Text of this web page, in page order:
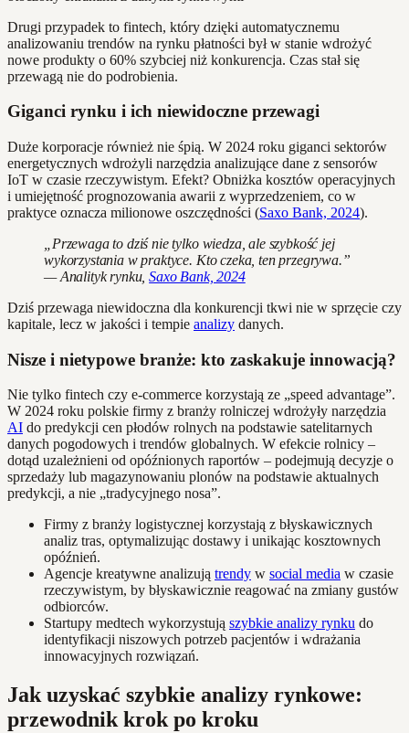
Drugi przypadek to fintech, który dzięki automatycznemu
analizowaniu trendów na rynku płatności był w stanie wdrożyć
nowe produkty o 60% szybciej niż konkurencja. Czas stał się
przewagą nie do podrobienia.
Giganci rynku i ich niewidoczne przewagi
Duże korporacje również nie śpią. W 2024 roku giganci sektorów
energetycznych wdrożyli narzędzia analizujące dane z sensorów
IoT w czasie rzeczywistym. Efekt? Obniżka kosztów operacyjnych
i umiejętność prognozowania awarii z wyprzedzeniem, co w
praktyce oznacza milionowe oszczędności (Saxo Bank, 2024).
„Przewaga to dziś nie tylko wiedza, ale szybkość jej
wykorzystania w praktyce. Kto czeka, ten przegrywa.”
— Analityk rynku,Saxo Bank, 2024
Dziś przewaga niewidoczna dla konkurencji tkwi nie w sprzęcie czy
kapitale, lecz w jakości i tempie analizy danych.
Nisze i nietypowe branże: kto zaskakuje innowacją?
Nie tylko fintech czy e-commerce korzystają ze „speed advantage”.
W 2024 roku polskie firmy z branży rolniczej wdrożyły narzędzia
AI do predykcji cen płodów rolnych na podstawie satelitarnych
danych pogodowych i trendów globalnych. W efekcie rolnicy –
dotąd uzależnieni od opóźnionych raportów – podejmują decyzje o
sprzedaży lub magazynowaniu plonów na podstawie aktualnych
predykcji, a nie „tradycyjnego nosa”.
Firmy z branży logistycznej korzystają z błyskawicznych
analiz tras, optymalizując dostawy i unikając kosztownych
opóźnień.
Agencje kreatywne analizują trendy w social media w czasie
rzeczywistym, by błyskawicznie reagować na zmiany gustów
odbiorców.
Startupy medtech wykorzystują szybkie analizy rynku do
identyfikacji niszowych potrzeb pacjentów i wdrażania
innowacyjnych rozwiązań.
Jak uzyskać szybkie analizy rynkowe:
przewodnik krok po kroku